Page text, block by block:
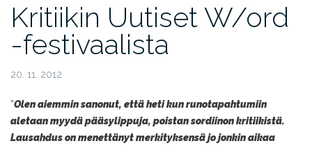
Kritiikin Uutiset W/ord
-festivaalista
20. 11. 2012
”Olen aiemmin sanonut, että heti kun runotapahtumiin
aletaan myydä pääsylippuja, poistan sordiinon kritiikistä.
Lausahdus on menettänyt merkityksensä jo jonkin aikaa